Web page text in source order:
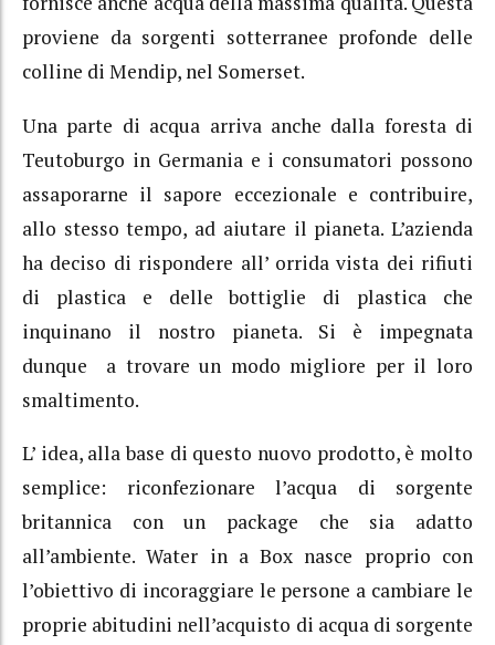
proviene da sorgenti sotterranee profonde delle
colline di Mendip, nel Somerset.
Una parte di acqua arriva anche dalla foresta di
Teutoburgo in Germania e i consumatori possono
assaporarne il sapore eccezionale e contribuire,
allo stesso tempo, ad aiutare il pianeta. L’azienda
ha deciso di rispondere all’ orrida vista dei rifiuti
di plastica e delle bottiglie di plastica che
inquinano il nostro pianeta. Si è impegnata
dunque a trovare un modo migliore per il loro
smaltimento.
L’ idea, alla base di questo nuovo prodotto, è molto
semplice: riconfezionare l’acqua di sorgente
britannica con un package che sia adatto
all’ambiente. Water in a Box nasce proprio con
l’obiettivo di incoraggiare le persone a cambiare le
proprie abitudini nell’acquisto di acqua di sorgente